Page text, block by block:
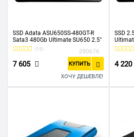
SSD Adata ASU650SS-480GT-R
Sata3 480Gb Ultimate SU650 2.5"
(15) 290676
7 605 КУПИТЬ
ХОЧУ ДЕШЕВЛЕ!
SSD
240GT-
4 220